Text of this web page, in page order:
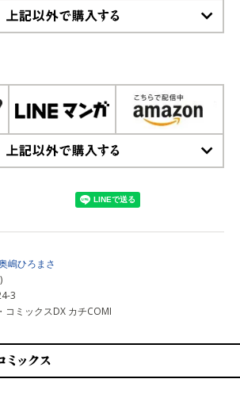
嶋ひろまさ
3
コミックスDX カチCOMI